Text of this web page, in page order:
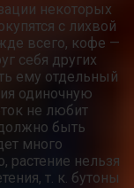
некоторых
с лихвой
всего, кофе —
себя других
ему отдельный
одиночную
не любит
быть
много
растение нельзя
т. к. бутоны